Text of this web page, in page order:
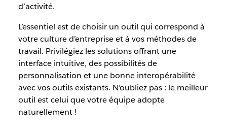
d’activité.
L’essentiel est de choisir un outil qui correspond à
votre culture d’entreprise et à vos méthodes de
travail. Privilégiez les solutions offrant une
interface intuitive, des possibilités de
personnalisation et une bonne interopérabilité
avec vos outils existants. N’oubliez pas : le meilleur
outil est celui que votre équipe adopte
naturellement !